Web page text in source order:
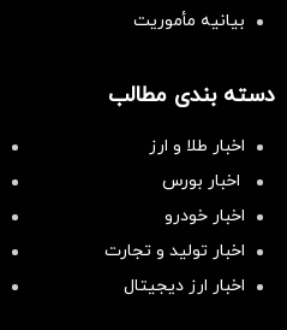
بیانیه مأموریت
دسته بندی مطالب
اخبار طلا و ارز
اخبار بورس
اخبار خودرو
اخبار تولید و تجارت
اخبار ارز دیجیتال